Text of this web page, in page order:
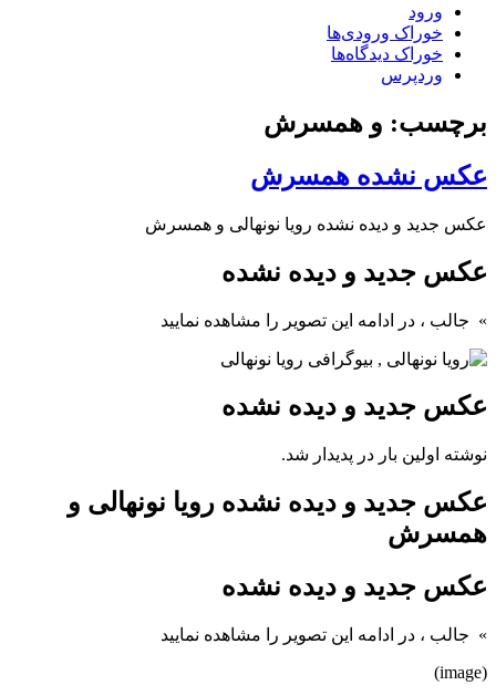
ورود
خوراک ورودی‌ها
خوراک دیدگاه‌ها
وردپرس
برچسب: و همسرش
عکس نشده همسرش
عکس جدید و دیده نشده رویا نونهالی و همسرش
عکس جدید و دیده نشده
» جالب ، در ادامه این تصویر را مشاهده نمایید
عکس جدید و دیده نشده
نوشته اولین بار در پدیدار شد.
عکس جدید و دیده نشده رویا نونهالی و
همسرش
عکس جدید و دیده نشده
» جالب ، در ادامه این تصویر را مشاهده نمایید
(image)